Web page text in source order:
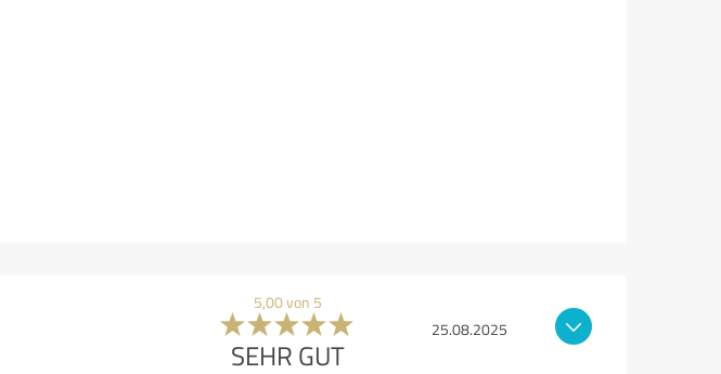
5,00 von 5
SEHR GUT
25.08.2025